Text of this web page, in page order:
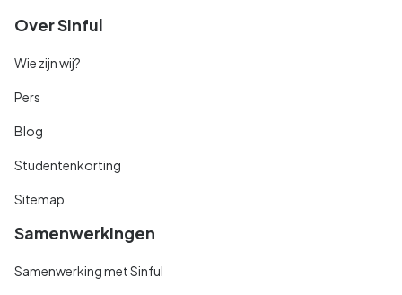
Over Sinful
Wie zijn wij?
Pers
Blog
Studentenkorting
Sitemap
Samenwerkingen
Samenwerking met Sinful